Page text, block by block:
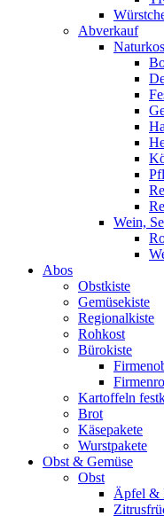
Abverkauf
Wein,
Abos
Obstkiste
Gemüsekiste
Regionalkiste
Rohkost
Bürokiste
Kartoffeln
Brot
Käsepakete
Wurstpakete
Obst & Gemüse
Obst
Äpfel &